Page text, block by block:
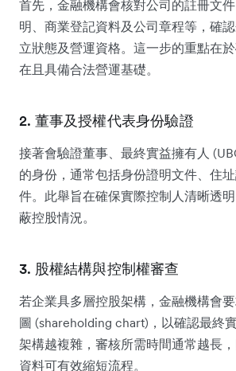
首先，金融機構會核對公司的註冊文
明、商業登記資料及公司章程等，確
立狀態及營運資格。這一步的重點在
在且具備合法營運基礎。
2. 董事及授權代表身份驗證
接著會驗證董事、最終實益擁有人
的身份，通常包括身份證明文件、住
件。此舉旨在確保實際控制人清晰透
蔽控股情況。
3. 股權結構與控制權審查
若企業具多層控股架構，金融機構會
圖 (shareholding chart)，以確認最終
架構越複雜，審核所需時間通常越長
資料可有效縮短流程。